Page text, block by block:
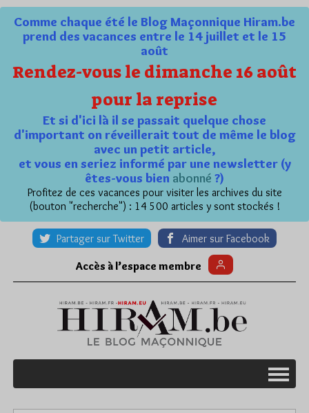
Comme chaque été le Blog Maçonnique Hiram.be
prend des vacances entre le 14 juillet et le 15
août
Rendez-vous le dimanche 16 août
pour la reprise
Et si d'ici là il se passait quelque chose
d'important on réveillerait tout de même le blog
avec un petit article,
et vous en seriez informé par une newsletter (y
êtes-vous bien abonné ?)
Profitez de ces vacances pour visiter les archives du site
(bouton "recherche") : 14 500 articles y sont stockés !
Partager sur Twitter Aimer sur Facebook
Accès à l’espace membre